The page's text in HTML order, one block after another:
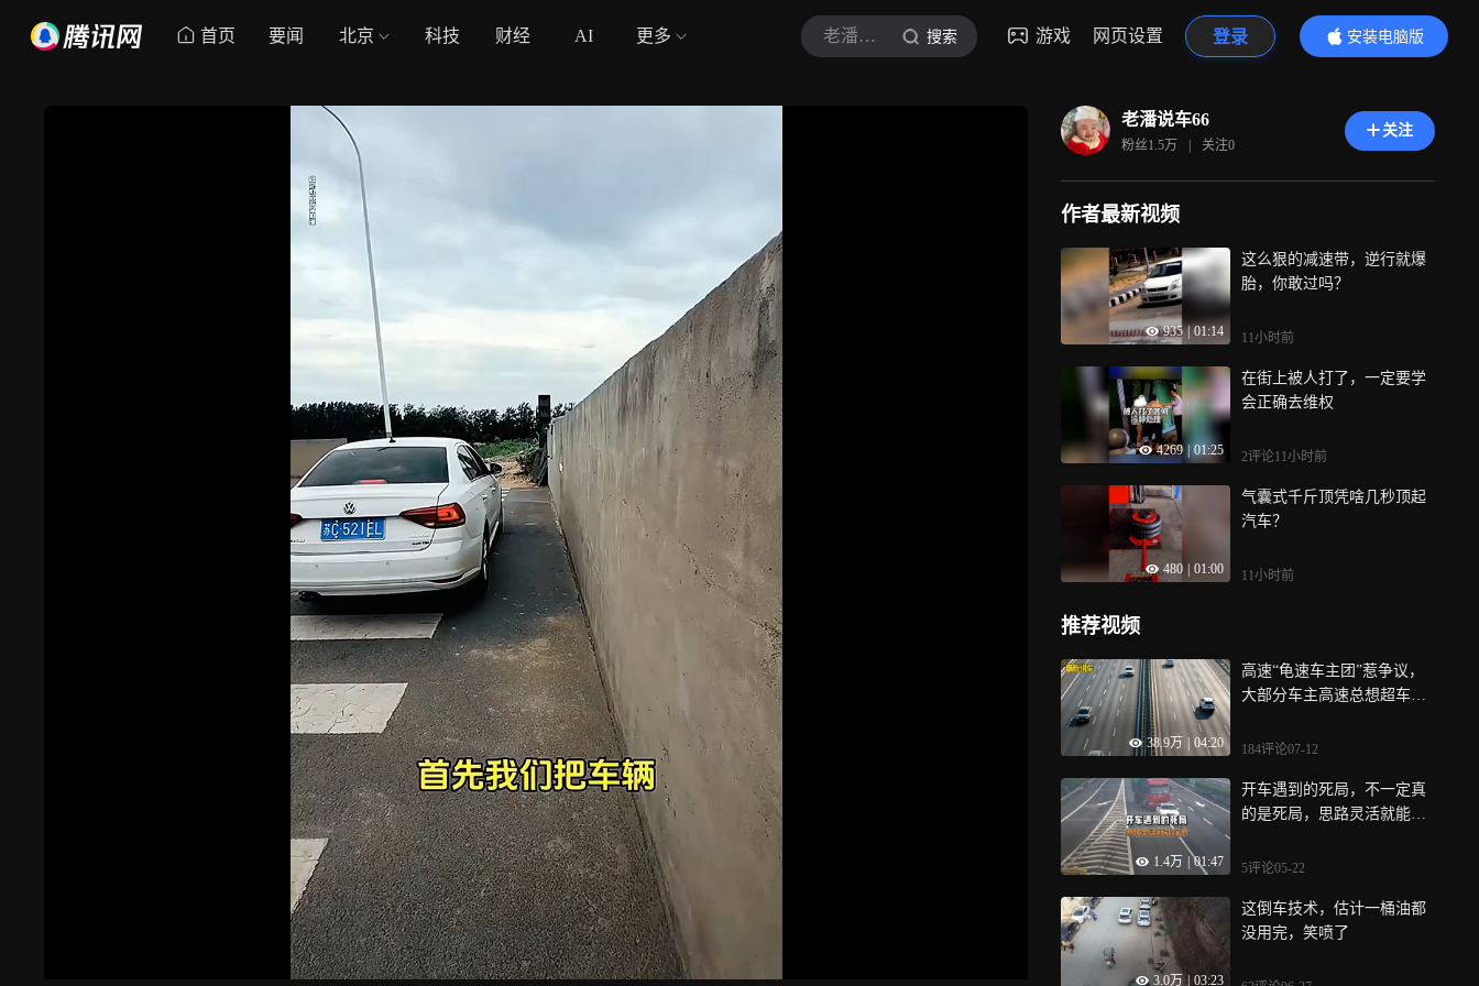
首页 要闻 北京 科技 财经 AI 更多 老潘说车66 搜索 游戏 网页设置 登录
安装电脑版
内容更精彩
老潘说车66
粉丝1.5万 | 关注0
关注
作者最新视频
935 | 01:14
这么狠的减速带，逆行就爆
胎，你敢过吗？
11小时前
4269 01:25
在街上被人打了，一定要学
会正确去维权
2评论11小时前
480 01:00
气囊式千斤顶凭啥几秒顶起
汽车？
11小时前
推荐视频
38.9万 04:20
高速“龟速车主团”惹争议，
大部分车主高速总想超车到
184评论07-12
1.4万 01:47
开车遇到的死局，不一定真
的是死局，思路灵活就能保
5评论05-22
3.0万 03:23
这倒车技术，估计一桶油都
没用完，笑喷了